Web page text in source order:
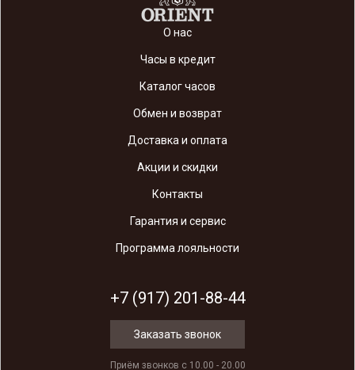
О нас
Часы в кредит
Каталог часов
Обмен и возврат
Доставка и оплата
Акции и скидки
Контакты
Гарантия и сервис
Программа лояльности
+7 (917) 201-88-44
Заказать звонок
Приём звонков с 10.00 - 20.00